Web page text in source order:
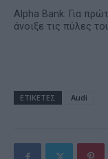
Alpha Bank: Για
άνοιξε τις πύλες
ΕΤΙΚΕΤΕΣ Audi